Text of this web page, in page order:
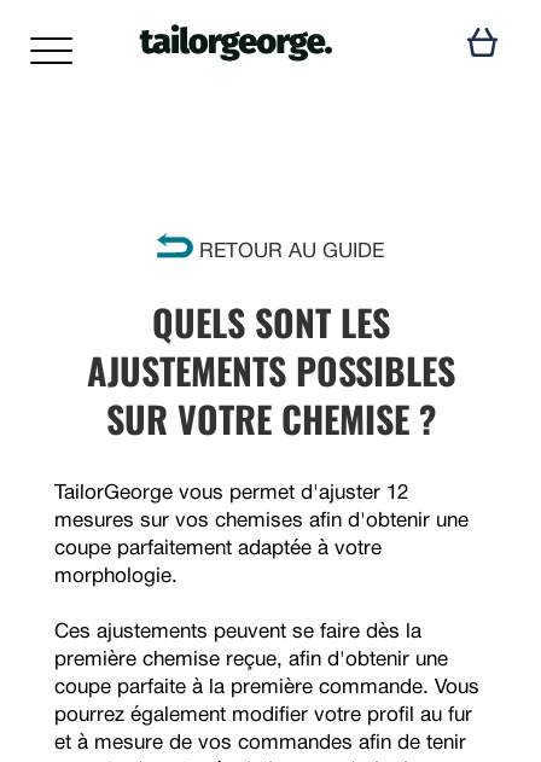
RETOUR AU GUIDE
QUELS SONT LES
AJUSTEMENTS POSSIBLES
SUR VOTRE CHEMISE ?
TailorGeorge vous permet d'ajuster 12
mesures sur vos chemises afin d'obtenir une
coupe parfaitement adaptée à votre
morphologie.
Ces ajustements peuvent se faire dès la
première chemise reçue, afin d'obtenir une
coupe parfaite à la première commande. Vous
pourrez également modifier votre profil au fur
et à mesure de vos commandes afin de tenir